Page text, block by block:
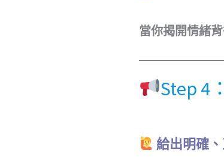
當你揭開情緒
Step 4
給出明確